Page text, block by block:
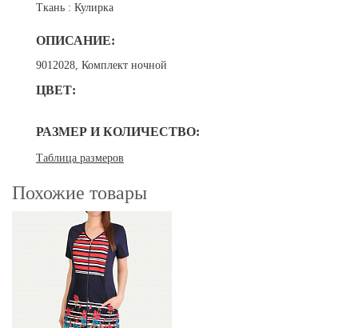
Ткань : Кулирка
ОПИСАНИЕ:
9012028, Комплект ночной
ЦВЕТ:
РАЗМЕР И КОЛИЧЕСТВО:
Таблица размеров
Похожие товары